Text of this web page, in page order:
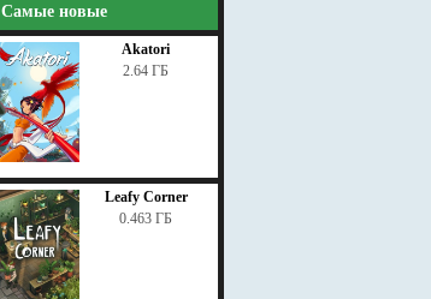
Самые новые
Akatori
2.64 ГБ
Leafy Corner
0.463 ГБ